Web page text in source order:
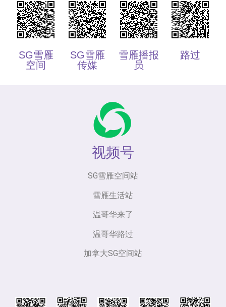
SG雪雁
空间
SG雪雁
传媒
雪雁播报
员
路过
视频号
SG雪雁空间站
雪雁生活站
温哥华来了
温哥华路过
加拿大SG空间站